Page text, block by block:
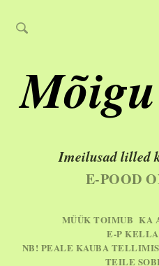
Imeilusad lilled
E-POOD
MÜÜK TOIMUB KA
E-P
NB! PEALE KAUBA
TEILE